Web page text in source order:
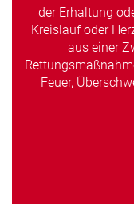
der Erhaltung
Kreislauf oder
aus einer
Feuer,